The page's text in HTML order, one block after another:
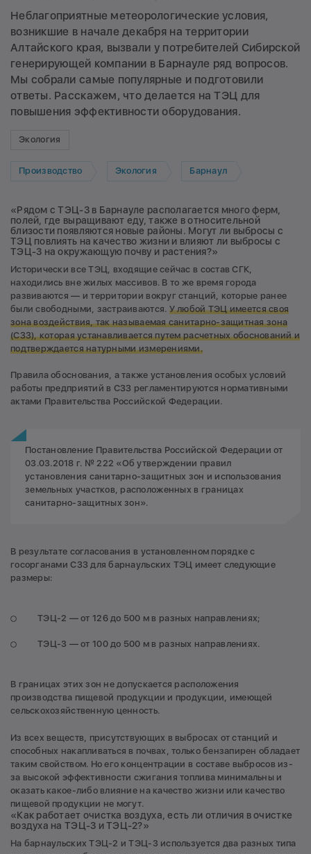
Неблагоприятные метеорологические условия,
возникшие в начале декабря на территории
Алтайского края, вызвали у потребителей Сибирской
генерирующей компании в Барнауле ряд вопросов.
Мы собрали самые популярные и подготовили
ответы. Расскажем, что делается на ТЭЦ для
повышения эффективности оборудования.
Экология
Производство Экология Барнаул
«Рядом с ТЭЦ-3 в Барнауле располагается много ферм,
полей, где выращивают еду, также в относительной
близости появляются новые районы. Могут ли выбросы с
ТЭЦ повлиять на качество жизни и влияют ли выбросы с
ТЭЦ-3 на окружающую почву и растения?»
Исторически все ТЭЦ, входящие сейчас в состав СГК,
находились вне жилых массивов. В то же время города
развиваются — и территории вокруг станций, которые ранее
были свободными, застраиваются. У любой ТЭЦ имеется своя
зона воздействия, так называемая санитарно-защитная зона
(СЗЗ),которая устанавливается путем расчетных обоснований и
подтверждается натурными измерениями.
Правила обоснования, а также установления особых условий
работы предприятий в СЗЗ регламентируются нормативными
актами Правительства Российской Федерации.
Постановление Правительства Российской Федерации от
03.03.2018 г. № 222 «Об утверждении правил
установления санитарно-защитных зон и использования
земельных участков, расположенных в границах
санитарно-защитных зон».
В результате согласования в установленном порядке с
госорганами СЗЗ для барнаульских ТЭЦ имеет следующие
размеры:
ТЭЦ-2 — от 126 до 500 м в разных направлениях;
ТЭЦ-3 — от 100 до 500 м в разных направлениях.
В границах этих зон не допускается расположения
производства пищевой продукции и продукции, имеющей
сельскохозяйственную ценность.
Из всех веществ, присутствующих в выбросах от станций и
способных накапливаться в почвах, только бензапирен обладает
таким свойством. Но его концентрации в составе выбросов из-
за высокой эффективности сжигания топлива минимальны и
оказать какое-либо влияние на качество жизни или качество
пищевой продукции не могут.
«Как работает очистка воздуха, есть ли отличия в очистке
воздуха на ТЭЦ-3 и ТЭЦ-2?»
На барнаульских ТЭЦ-2 и ТЭЦ-3 используется два разных типа